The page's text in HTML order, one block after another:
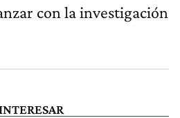
con la investigación